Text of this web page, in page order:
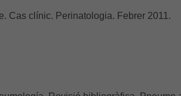
Cas clínic. Perinatologia. Febrer 2011.